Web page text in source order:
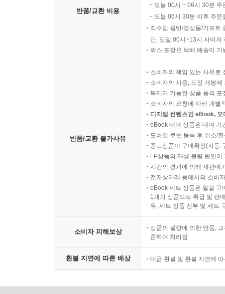
반품/교환 비용
오늘 00시 ~ 06시 30분
오늘 06시 30분 이후 주
직수입 음반/영상물/기프트
단, 당일 00시~13시 사이의
박스 포장은 택배 배송이
반품/교환 불가사유
소비자의 책임 있는 사유로
소비자의 사용, 포장 개봉
복제가 가능한 상품 등의
소비자의 요청에 따라 개별
디지털 컨텐츠인 eBook,
eBook 대여 상품은 대여 기
모바일 쿠폰 등록 후 취소/
중고상품이 구매확정(자동
LP상품의 재생 불량 원인
시간의 경과에 의해 재판매
전자상거래 등에서의 소비
eBook 세트 상품은 일괄 구
1개의 상품으로 취급 및 판
우, 세트 상품 전부 및 세트
소비자 피해보상
상품의 불량에 의한 반품,
준하여 처리됨
환불 지연에 따른 배상 대금 환불 및 환불 지연에